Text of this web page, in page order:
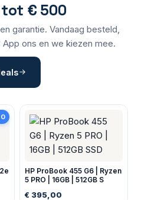
€ 500
garantie. Vandaag besteld,
App ons en we kiezen mee.
HP ProBook 455 G6 | Ryzen
5 PRO | 16GB | 512GB S
€ 395,00